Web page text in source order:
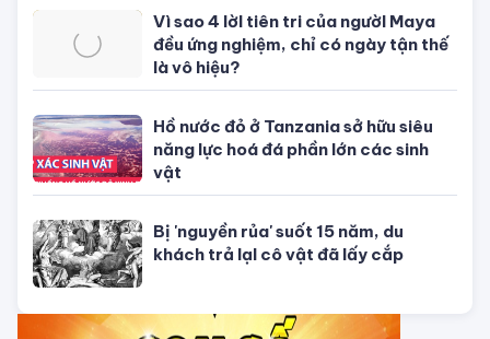
công việc cần kiên nhẫn
Tử vi 12 cung hoàng đạo Thứ Sáu
năng lượng
Tử vi hôm nay, xem tử vi 12 con giáp
công việc thịnh vượng
lịch: Tài chính dồi dào, khôn ngoan